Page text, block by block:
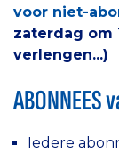
voor niet-
zaterdag om
verlengen...)
ABONNEES
Iedere